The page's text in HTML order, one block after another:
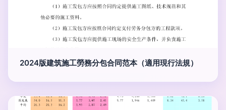
2024版建筑施工勞務分包合同范本（適用現行法規）